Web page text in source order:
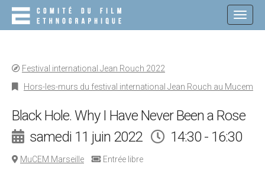
Festival international Jean Rouch 2022
Hors-les-murs du festival international Jean Rouch au Mucem
Black Hole. Why I Have Never Been a Rose
samedi 11 juin 2022
14:30 - 16:30
MuCEM Marseille Entrée libre